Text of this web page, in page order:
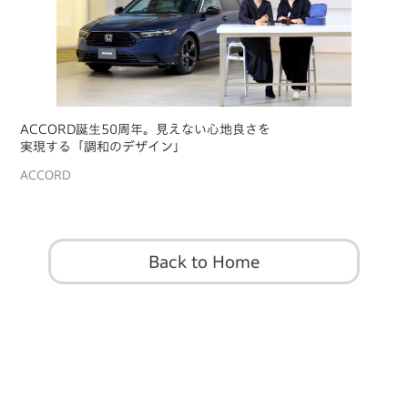
ACCORD誕生50周年。見えない心地良さを
実現する「調和のデザイン」
ACCORD
Back to Home